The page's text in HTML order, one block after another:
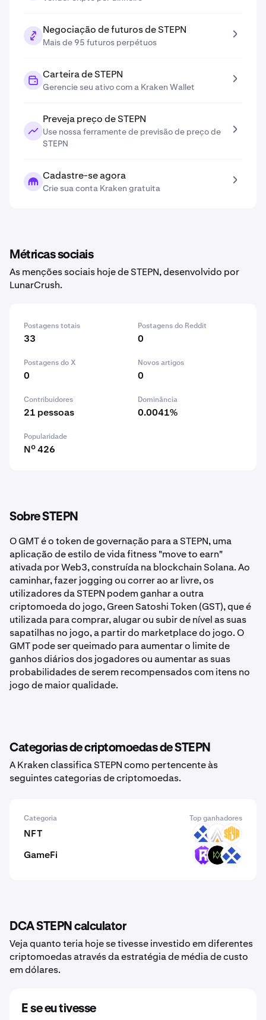
Negociação de futuros de STEPN
Mais de 95 futuros perpétuos
Carteira de STEPN
Gerencie seu ativo com a Kraken Wallet
Preveja preço de STEPN
Use nossa ferramente de previsão de preço de
STEPN
Cadastre-se agora
Crie sua conta Kraken gratuita
Métricas sociais
As menções sociais hoje de STEPN, desenvolvido por
LunarCrush.
Postagens totais
33
Postagens do Reddit
0
Postagens do X
0
Novos artigos
0
Contribuidores
21 pessoas
Dominância
0.0041%
Popularidade
Nº 426
Sobre STEPN
O GMT é o token de governação para a STEPN, uma
aplicação de estilo de vida fitness "move to earn"
ativada por Web3, construída na blockchain Solana. Ao
caminhar, fazer jogging ou correr ao ar livre, os
utilizadores da STEPN podem ganhar a outra
criptomoeda do jogo, Green Satoshi Token (GST), que é
utilizada para comprar, alugar ou subir de nível as suas
sapatilhas no jogo, a partir do marketplace do jogo. O
GMT pode ser queimado para aumentar o limite de
ganhos diários dos jogadores ou aumentar as suas
probabilidades de serem recompensados com itens no
jogo de maior qualidade.
Categorias de criptomoedas de STEPN
A Kraken classifica STEPN como pertencente às
seguintes categorias de criptomoedas.
Categoria Top ganhadores
NFT RDT ACE SKYA
GameFi RST PDT RDT
DCA STEPN calculator
Veja quanto teria hoje se tivesse investido em diferentes
criptomoedas através da estratégia de média de custo
em dólares.
E se eu tivesse